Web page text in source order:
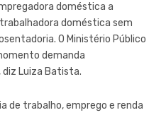
doméstica a
doméstica sem
O Ministério Público
demanda
diz Luiza Batista.
de trabalho, emprego e renda